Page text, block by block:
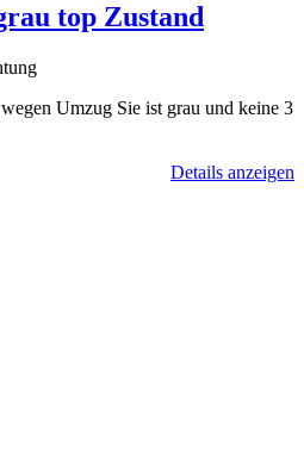
top Zustand
Umzug Sie ist grau und keine 3
Details anzeigen